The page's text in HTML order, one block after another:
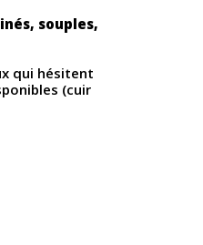
souples,
qui hésitent
(cuir